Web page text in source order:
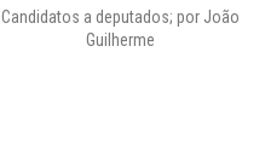
Candidatos a deputados; por João
Guilherme